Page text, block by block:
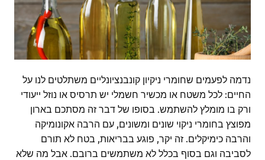
נדמה לפעמים שחומרי ניקיון קונבנציונליים משתלטים לנו על
החיים: לכל משטח או מכשיר חשמלי יש תרסיס או נוזל ייעודי
ורק בו מומלץ להשתמש. בסופו של דבר זה מסתכם בארון
מפוצץ בחומרי ניקוי שונים ומשונים, עם הרבה אקונומיקה
והרבה כימיקלים. זה יקר, פוגע בבריאות, בטח לא תורם
לסביבה וגם בסוף בכלל לא משתמשים ברובם. אבל מה שלא